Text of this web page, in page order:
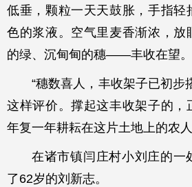
低垂，颗粒一天天鼓胀，手指轻
色的浆液。空气里麦香渐浓，放
的绿、沉甸甸的穗——丰收在望。
“穗数喜人，丰收架子已初步
这样评价。撑起这丰收架子的，
年复一年耕耘在这片土地上的农人
在诸市镇闫庄村小刘庄的一
了62岁的刘新志。